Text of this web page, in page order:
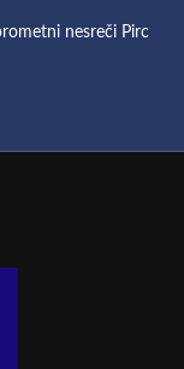
nesreči Pirc